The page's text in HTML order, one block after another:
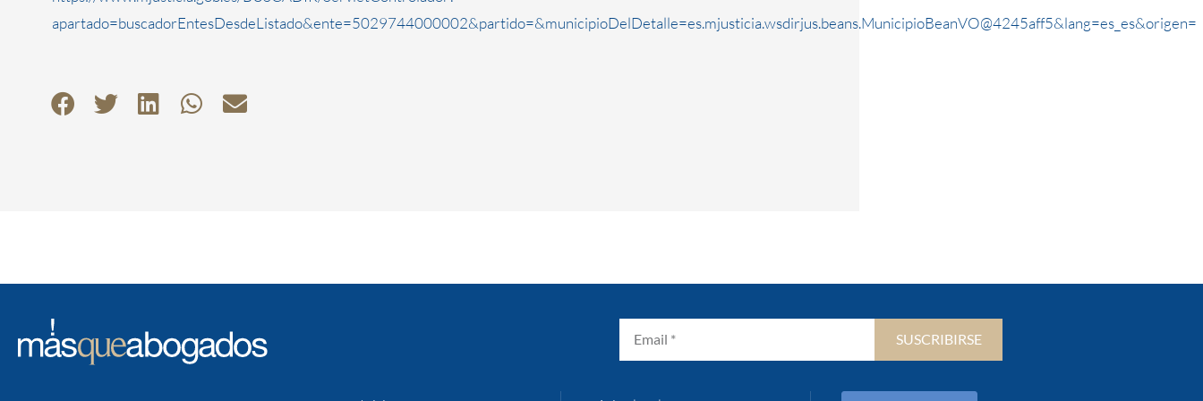
apartado=buscadorEntesDesdeListado&ente=5029744000002&partido=&municipioDelDetalle=es.mjusticia.wsdirjus.beans.MunicipioBeanVO@4245aff5&lang=es_es&origen=
SUSCRIBIRSE